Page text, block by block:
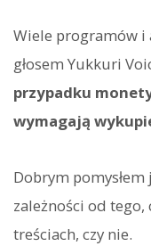
Wiele programów i
głosem Yukkuri
przypadku
wymagają
Dobrym
zależności od tego,
treściach, czy nie.